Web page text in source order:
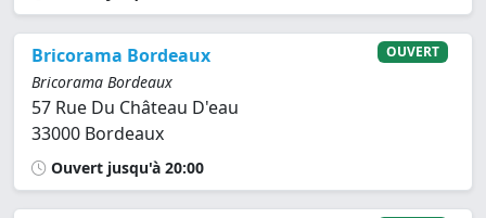
Bricorama Bordeaux
Bricorama Bordeaux
57 Rue Du Château D'eau
33000 Bordeaux
OUVERT
Ouvert jusqu'à 20:00